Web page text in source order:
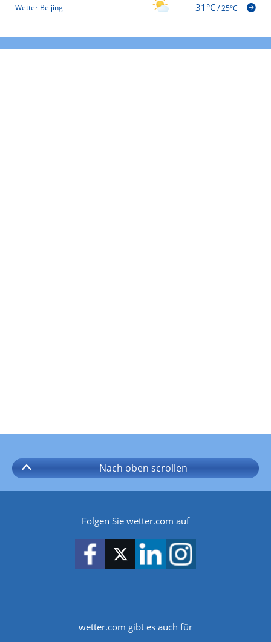
Wetter Beijing 31°C/25°C
Nach oben scrollen
Folgen Sie wetter.com auf
wetter.com gibt es auch für